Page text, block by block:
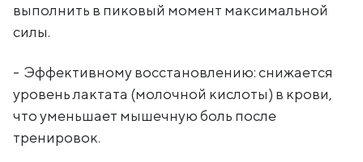
выполнить в пиковый момент максимальной
силы.
- Эффективному восстановлению: снижается
уровень лактата (молочной кислоты) в крови,
что уменьшает мышечную боль после
тренировок.